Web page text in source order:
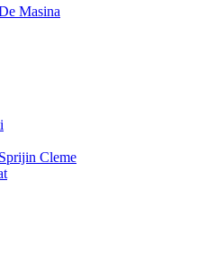
Masina
Cleme